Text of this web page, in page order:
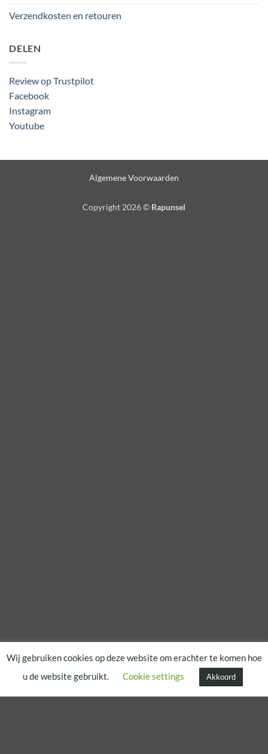
Verzendkosten en retouren
DELEN
Review op Trustpilot
Facebook
Instagram
Youtube
Algemene Voorwaarden
Copyright 2026 © Rapunsel
Wij gebruiken cookies op deze website om erachter te komen hoe
u de website gebruikt.
Cookie settings Akkoord